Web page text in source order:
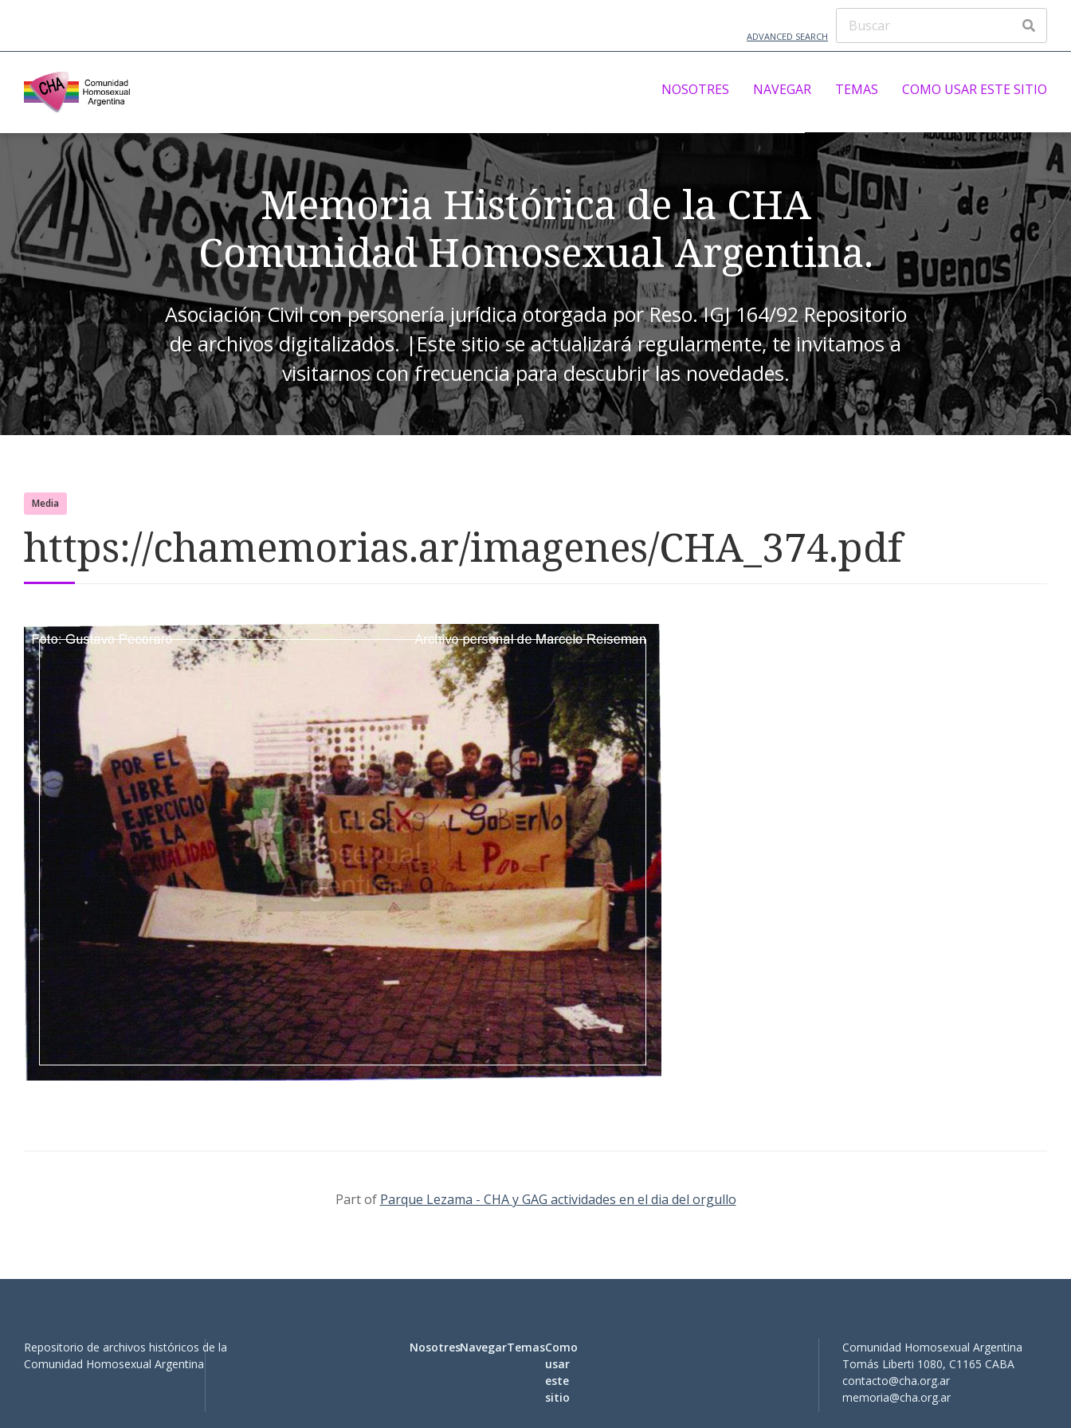
ADVANCED SEARCH
NOSOTRES NAVEGAR TEMAS COMO USAR ESTE SITIO
Memoria Histórica de la CHA
Comunidad Homosexual Argentina.
Asociación Civil con personería jurídica otorgada por Reso. IGJ 164/92 Repositorio
de archivos digitalizados. |Este sitio se actualizará regularmente, te invitamos a
visitarnos con frecuencia para descubrir las novedades.
Media
https://chamemorias.ar/imagenes/CHA_374.pdf
Part of Parque Lezama - CHA y GAG actividades en el dia del orgullo
Repositorio de archivos históricos de la
Comunidad Homosexual Argentina
NosotresNavegarTemasComo
usar
este
sitio
Comunidad Homosexual Argentina
Tomás Liberti 1080, C1165 CABA
contacto@cha.org.ar
memoria@cha.org.ar